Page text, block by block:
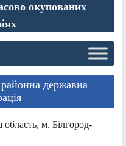
окупованих
районна державна
область, м. Білгород-